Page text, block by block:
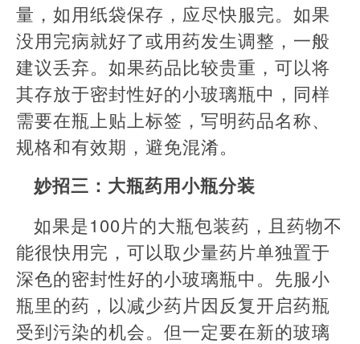
量，如用纸袋保存，应尽快服完。如果
没用完病就好了或用药发生调整，一般
建议丢弃。如果药品比较贵重，可以将
其存放于密封性好的小玻璃瓶中，同样
需要在瓶上贴上标签，写明药品名称、
规格和有效期，避免混淆。
妙招三：大瓶药用小瓶分装
如果是100片的大瓶包装药，且药物不
能很快用完，可以取少量药片单独置于
深色的密封性好的小玻璃瓶中。先服小
瓶里的药，以减少药片因反复开启药瓶
受到污染的机会。但一定要在新的玻璃